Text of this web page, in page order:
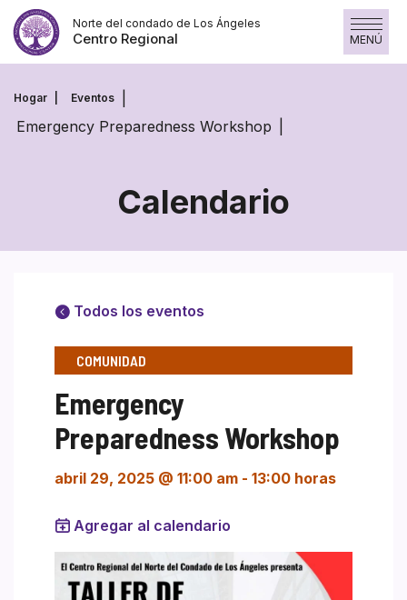
Skip
to
content
Norte del condado de Los Ángeles
Centro Regional MENÚ
Hogar Eventos
Emergency Preparedness Workshop
Calendario
Todos los eventos
COMUNIDAD
Emergency
Preparedness Workshop
abril 29, 2025 @ 11:00 am - 13:00 horas
Agregar al calendario